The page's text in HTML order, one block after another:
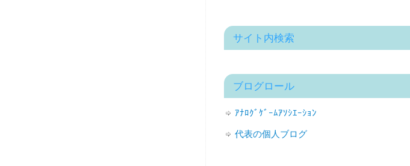
サイト内検索
ブログロール
ｱﾅﾛｸﾞｹﾞｰﾑｱｿｼｴｰｼｮﾝ
代表の個人ブログ